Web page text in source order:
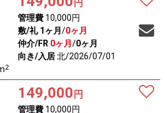
2
円
管理費10,000円
敷/礼 1ヶ月 /0ヶ月
仲介/FR 0ヶ月 /0ヶ月
向き/入居北/2026/07/01
149,000 円
管理費10,000円